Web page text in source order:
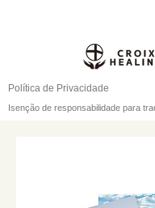
Política de Privacidade
Isenção de responsabilidade para